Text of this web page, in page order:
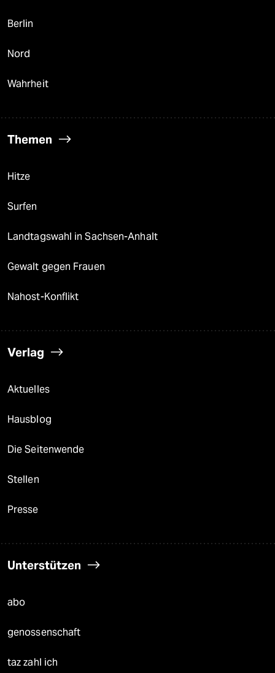
Berlin
Nord
Wahrheit
Themen
Hitze
Surfen
Landtagswahl in Sachsen-Anhalt
Gewalt gegen Frauen
Nahost-Konflikt
Verlag
Aktuelles
Hausblog
Die Seitenwende
Stellen
Presse
Unterstützen
abo
genossenschaft
taz zahl ich